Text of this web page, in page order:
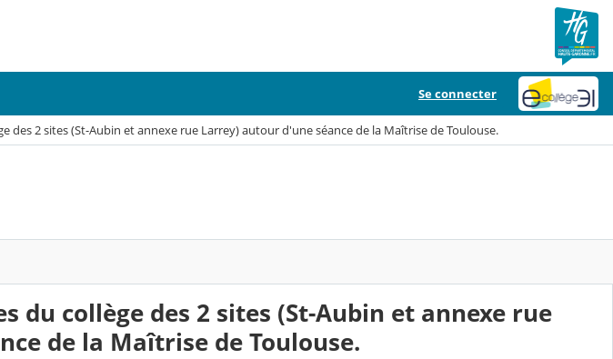
Se connecter
des 2 sites (St-Aubin et annexe rue Larrey) autour d'une séance de la Maîtrise de Toulouse.
du collège des 2 sites (St-Aubin et annexe rue
de la Maîtrise de Toulouse.